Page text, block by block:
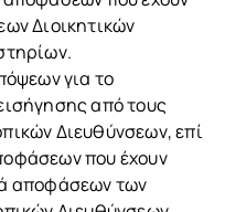
Διοικητικών
για το
από τους
Διευθύνσεων, επί
που έχουν
αποφάσεων των